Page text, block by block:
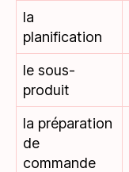
la
planification
le sous-
produit
la préparation
de
commande